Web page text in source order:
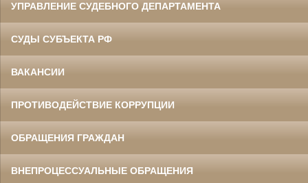
УПРАВЛЕНИЕ СУДЕБНОГО ДЕПАРТАМЕНТА
СУДЫ СУБЪЕКТА РФ
ВАКАНСИИ
ПРОТИВОДЕЙСТВИЕ КОРРУПЦИИ
ОБРАЩЕНИЯ ГРАЖДАН
ВНЕПРОЦЕССУАЛЬНЫЕ ОБРАЩЕНИЯ